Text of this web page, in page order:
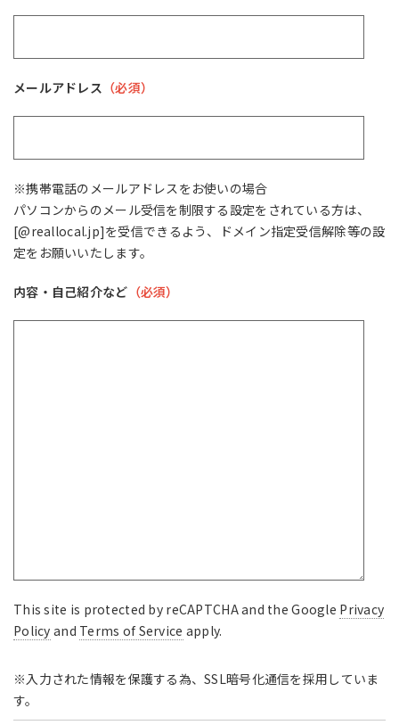
メールアドレス （必須）
※携帯電話のメールアドレスをお使いの場合
パソコンからのメール受信を制限する設定をされている方は、
[@reallocal.jp]を受信できるよう、ドメイン指定受信解除等の設
定をお願いいたします。
内容・自己紹介など （必須）
This site is protected by reCAPTCHA and the Google Privacy
Policy and Terms of Service apply.
※入力された情報を保護する為、SSL暗号化通信を採用していま
す。